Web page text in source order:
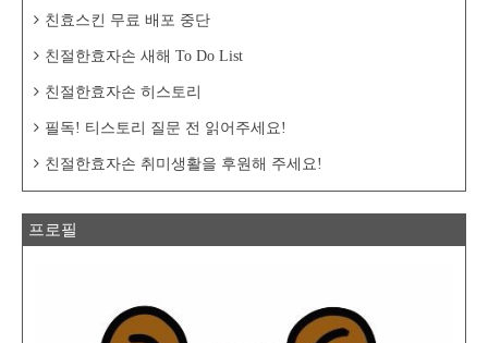
친효스킨 무료 배포 중단
친절한효자손 새해 To Do List
친절한효자손 히스토리
필독! 티스토리 질문 전 읽어주세요!
친절한효자손 취미생활을 후원해 주세요!
프로필